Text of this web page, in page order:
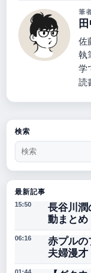
筆
佐
執
学
読
検索
最新記事
15:50
長谷川
動まとめ
06:16
赤プル
夫婦漫才